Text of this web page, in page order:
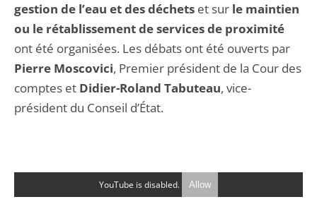
gestion de l’eau et des déchets et sur le maintien
ou le rétablissement de services de proximité
ont été organisées. Les débats ont été ouverts par
Pierre Moscovici, Premier président de la Cour des
comptes et Didier-Roland Tabuteau, vice-
président du Conseil d’État.
YouTube is disabled. Allow